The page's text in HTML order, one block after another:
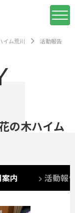
イム荒川 活動報告
の木ハイム
内 活動報